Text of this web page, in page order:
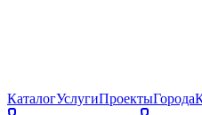
КаталогУслугиПроектыГорода